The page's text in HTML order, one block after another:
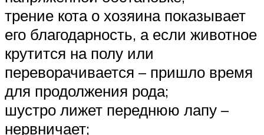
трение кота о хозяина показывает
его благодарность, а если животное
крутится на полу или
переворачивается – пришло время
для продолжения рода;
шустро лижет переднюю лапу –
нервничает;